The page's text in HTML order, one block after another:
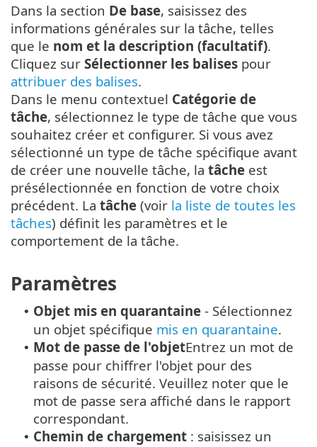
Dans la section De base, saisissez des
informations générales sur la tâche, telles
que le nom et la description (facultatif).
Cliquez sur Sélectionner les balises pour
attribuer des balises.
Dans le menu contextuel Catégorie de
tâche, sélectionnez le type de tâche que vous
souhaitez créer et configurer. Si vous avez
sélectionné un type de tâche spécifique avant
de créer une nouvelle tâche, la tâche est
présélectionnée en fonction de votre choix
précédent. La tâche (voir la liste de toutes les
tâches) définit les paramètres et le
comportement de la tâche.
Paramètres
• Objet mis en quarantaine - Sélectionnez
un objet spécifique mis en quarantaine.
• Mot de passe de l'objetEntrez un mot de
passe pour chiffrer l'objet pour des
raisons de sécurité. Veuillez noter que le
mot de passe sera affiché dans le rapport
correspondant.
• Chemin de chargement : saisissez un